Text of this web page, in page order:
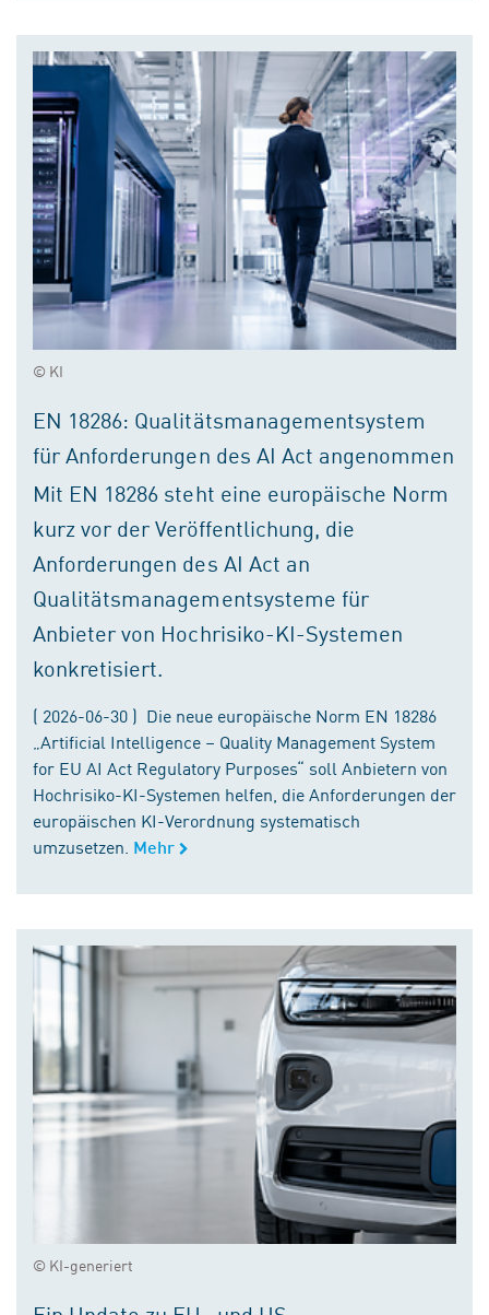
© KI
EN 18286: Qualitätsmanagementsystem
für Anforderungen des AI Act angenommen
Mit EN 18286 steht eine europäische Norm
kurz vor der Veröffentlichung, die
Anforderungen des AI Act an
Qualitätsmanagementsysteme für
Anbieter von Hochrisiko-KI-Systemen
konkretisiert.
( 2026-06-30 ) Die neue europäische Norm EN 18286
„Artificial Intelligence – Quality Management System
for EU AI Act Regulatory Purposes“ soll Anbietern von
Hochrisiko-KI-Systemen helfen, die Anforderungen der
europäischen KI-Verordnung systematisch
umzusetzen. Mehr
© KI-generiert